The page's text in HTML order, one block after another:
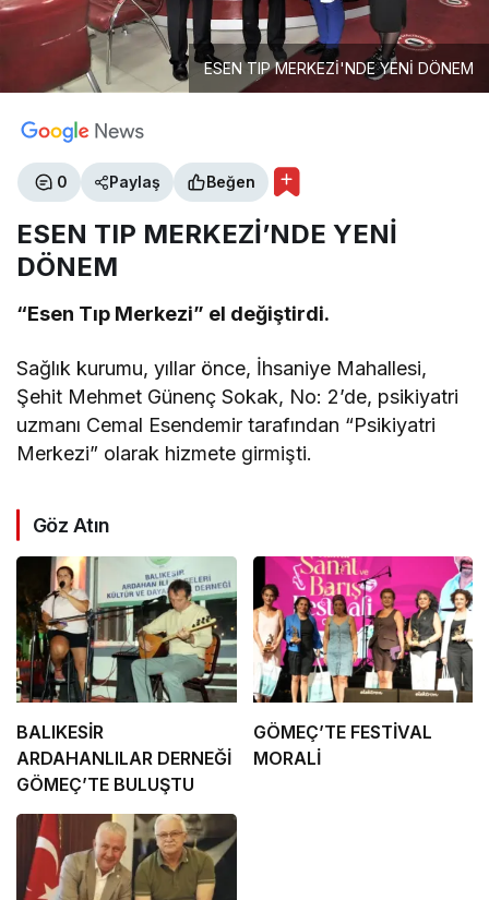
ESEN TIP MERKEZİ'NDE YENİ DÖNEM
0 Paylaş Beğen
ESEN TIP MERKEZİ’NDE YENİ
DÖNEM
“Esen Tıp Merkezi” el değiştirdi.
Sağlık kurumu, yıllar önce, İhsaniye Mahallesi,
Şehit Mehmet Günenç Sokak, No: 2’de, psikiyatri
uzmanı Cemal Esendemir tarafından “Psikiyatri
Merkezi” olarak hizmete girmişti.
Göz Atın
BALIKESİR
ARDAHANLILAR DERNEĞİ
GÖMEÇ’TE BULUŞTU
GÖMEÇ’TE FESTİVAL
MORALİ